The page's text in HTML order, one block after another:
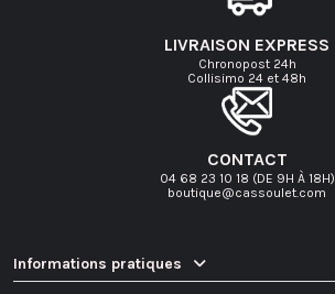
LIVRAISON EXPRESS
Chronopost 24h
Collisimo 24 et 48h
CONTACT
04 68 23 10 18 (DE 9H À 18H)
boutique@cassoulet.com
Informations pratiques